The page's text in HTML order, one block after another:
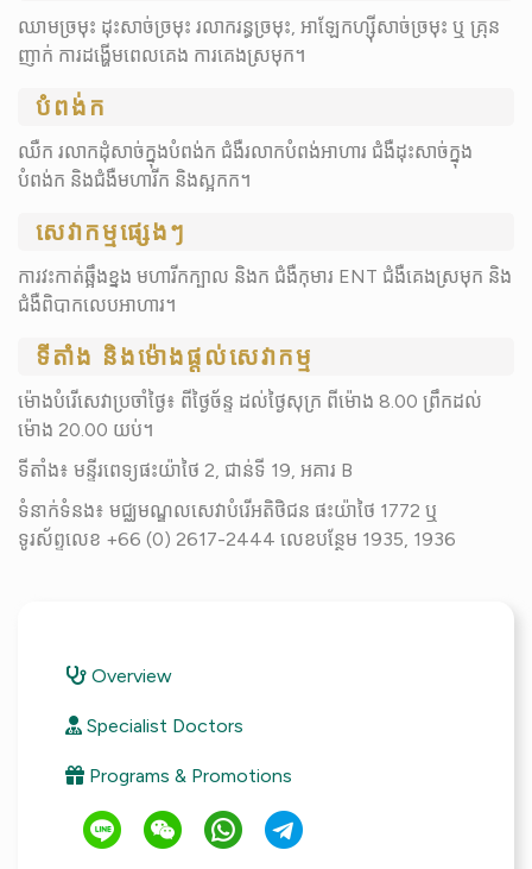
ឈាមច្រមុះ ដុះសាច់ច្រមុះ រលាករន្ធច្រមុះ, អាឡែកហ្ស៊ីសាច់ច្រមុះ ឬ គ្រុន
ញាក់ ការ​ដង្ហើមពេលគេង​ ការគេងស្រមុក។
បំពង់ក
ឈឺក រលាកដុំសាច់ក្នុងបំពង់ក ជំងឺរលាកបំពង់អាហារ ជំងឺដុះសាច់ក្នុង
បំពង់ក និងជំងឺមហារីក និងស្អកក។
សេវាកម្មផ្សេងៗ
ការវះកាត់ឆ្អឹងខ្នង មហារីកក្បាល និងក ជំងឺកុមារ ENT ជំងឺគេងស្រមុក និង​
ជំងឺពិបាកលេបអាហារ។
ទីតាំង និងម៉ោងផ្តល់សេវាកម្ម
ម៉ោងបំរើសេវាប្រចាំថ្ងៃ៖ ពីថ្ងៃច័ន្ទ ដល់ថ្ងៃសុក្រ ពីម៉ោង 8.00 ព្រឹក​ដល់
ម៉ោង 20.00 ​យប់។
ទីតាំង៖ មន្ទីរពេទ្យផះយ៉ាថៃ 2, ជាន់ទី 19, អគារ B
ទំនាក់ទំនង៖ មជ្ឈមណ្ឌលសេវាបំរើអតិថិជន ផះយ៉ាថៃ 1772 ឬ
ទូរស័ព្ទលេខ +66 (0) 2617-2444 លេខបន្ថែម 1935, 1936
Overview
Specialist Doctors
Programs & Promotions